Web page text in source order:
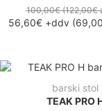
100,00€(122,00€
56,60€+ddv(
barski stol
TEAK PRO